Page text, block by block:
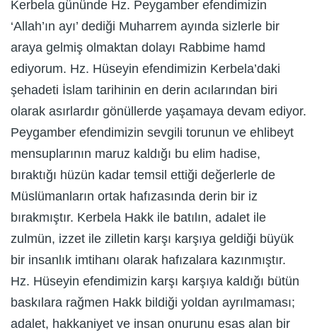
Kerbela gününde Hz. Peygamber efendimizin
‘Allah’ın ayı’ dediği Muharrem ayında sizlerle bir
araya gelmiş olmaktan dolayı Rabbime hamd
ediyorum. Hz. Hüseyin efendimizin Kerbela’daki
şehadeti İslam tarihinin en derin acılarından biri
olarak asırlardır gönüllerde yaşamaya devam ediyor.
Peygamber efendimizin sevgili torunun ve ehlibeyt
mensuplarının maruz kaldığı bu elim hadise,
bıraktığı hüzün kadar temsil ettiği değerlerle de
Müslümanların ortak hafızasında derin bir iz
bırakmıştır. Kerbela Hakk ile batılın, adalet ile
zulmün, izzet ile zilletin karşı karşıya geldiği büyük
bir insanlık imtihanı olarak hafızalara kazınmıştır.
Hz. Hüseyin efendimizin karşı karşıya kaldığı bütün
baskılara rağmen Hakk bildiği yoldan ayrılmaması;
adalet, hakkaniyet ve insan onurunu esas alan bir